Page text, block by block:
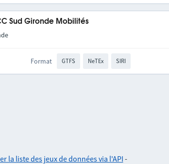
Sud Gironde Mobilités
Format GTFS NeTEx SIRI
la liste des jeux de données via l'API -